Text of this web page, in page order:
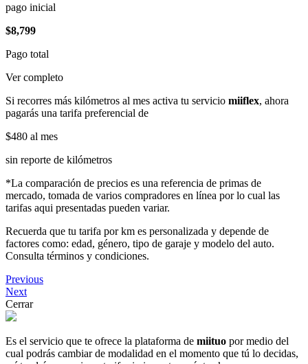
pago inicial
$8,799
Pago total
Ver completo
Si recorres más kilómetros al mes activa tu servicio miiflex, ahora
pagarás una tarifa preferencial de
$480 al mes
sin reporte de kilómetros
*La comparación de precios es una referencia de primas de
mercado, tomada de varios compradores en línea por lo cual las
tarifas aqui presentadas pueden variar.
Recuerda que tu tarifa por km es personalizada y depende de
factores como: edad, género, tipo de garaje y modelo del auto.
Consulta términos y condiciones.
Previous
Next
Cerrar
Es el servicio que te ofrece la plataforma de miituo por medio del
cual podrás cambiar de modalidad en el momento que tú lo decidas,